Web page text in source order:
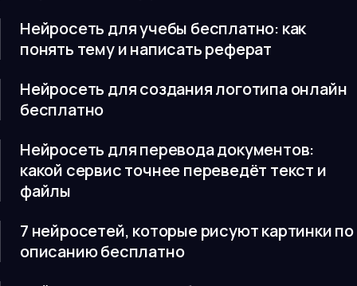
Нейросеть для учебы бесплатно: как
понять тему и написать реферат
Нейросеть для создания логотипа онлайн
бесплатно
Нейросеть для перевода документов:
какой сервис точнее переведёт текст и
файлы
7 нейросетей, которые рисуют картинки по
описанию бесплатно